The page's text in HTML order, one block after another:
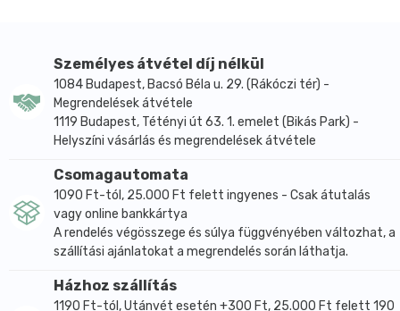
Személyes átvétel díj nélkül
1084 Budapest, Bacsó Béla u. 29. (Rákóczi tér) -
Megrendelések átvétele
1119 Budapest, Tétényi út 63. 1. emelet (Bikás Park) -
Helyszíni vásárlás és megrendelések átvétele
Csomagautomata
1090 Ft-tól, 25.000 Ft felett ingyenes - Csak átutalás
vagy online bankkártya
A rendelés végösszege és súlya függvényében változhat, a
szállítási ajánlatokat a megrendelés során láthatja.
Házhoz szállítás
1190 Ft-tól, Utánvét esetén +300 Ft, 25.000 Ft felett 190